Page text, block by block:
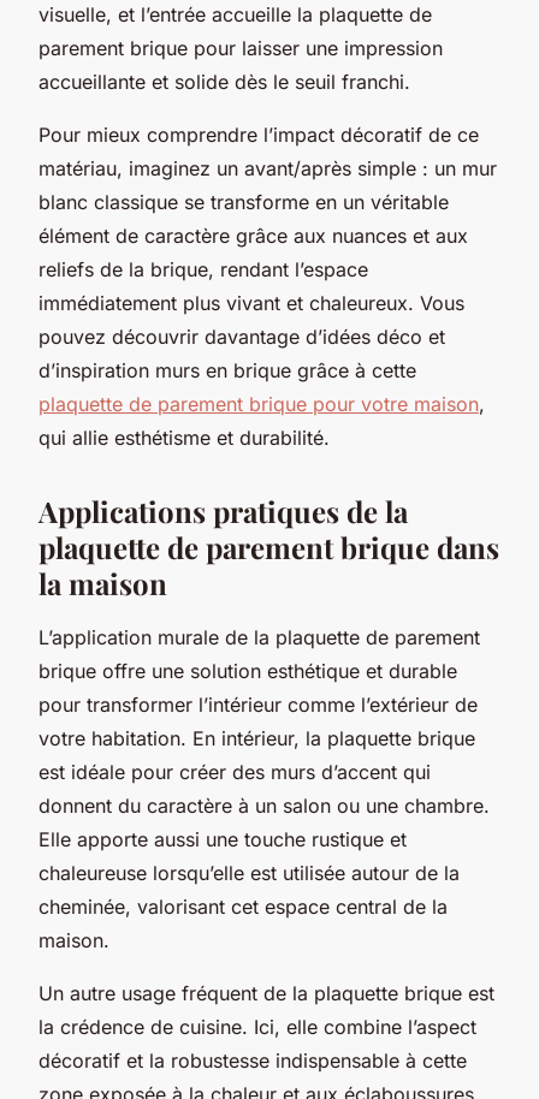
visuelle, et l’entrée accueille la plaquette de
parement brique pour laisser une impression
accueillante et solide dès le seuil franchi.
Pour mieux comprendre l’impact décoratif de ce
matériau, imaginez un avant/après simple : un mur
blanc classique se transforme en un véritable
élément de caractère grâce aux nuances et aux
reliefs de la brique, rendant l’espace
immédiatement plus vivant et chaleureux. Vous
pouvez découvrir davantage d’idées déco et
d’inspiration murs en brique grâce à cette
plaquette de parement brique pour votre maison,
qui allie esthétisme et durabilité.
Applications pratiques de la
plaquette de parement brique dans
la maison
L’application murale de la plaquette de parement
brique offre une solution esthétique et durable
pour transformer l’intérieur comme l’extérieur de
votre habitation. En intérieur, la plaquette brique
est idéale pour créer des murs d’accent qui
donnent du caractère à un salon ou une chambre.
Elle apporte aussi une touche rustique et
chaleureuse lorsqu’elle est utilisée autour de la
cheminée, valorisant cet espace central de la
maison.
Un autre usage fréquent de la plaquette brique est
la crédence de cuisine. Ici, elle combine l’aspect
décoratif et la robustesse indispensable à cette
zone exposée à la chaleur et aux éclaboussures.